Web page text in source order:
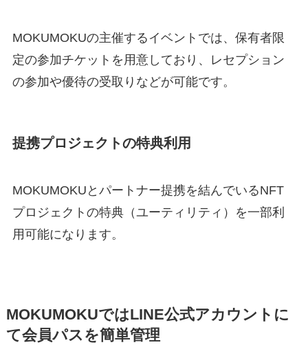
MOKUMOKUの主催するイベントでは、保有者限
定の参加チケットを用意しており、レセプション
の参加や優待の受取りなどが可能です。
提携プロジェクトの特典利用
MOKUMOKUとパートナー提携を結んでいるNFT
プロジェクトの特典（ユーティリティ）を一部利
用可能になります。
MOKUMOKUではLINE公式アカウントに
て会員パスを簡単管理